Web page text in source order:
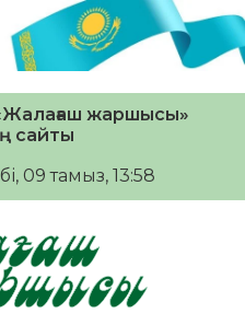
жаршысы»
сайты
09 тамыз, 13:58